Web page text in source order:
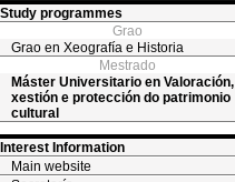
Study programmes
Grao
Grao en Xeografía e Historia
Mestrado
Máster Universitario en Valoración,
xestión e protección do patrimonio
cultural
Interest Information
Main website